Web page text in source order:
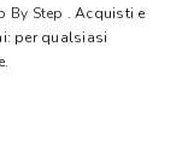
By Step . Acquisti e
per qualsiasi